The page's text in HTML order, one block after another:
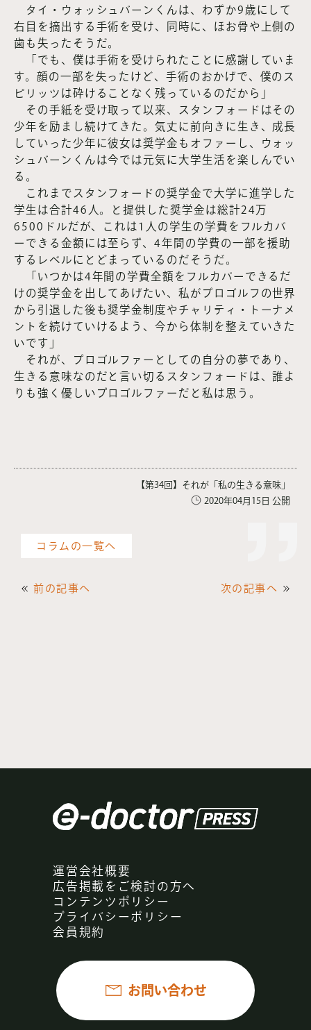
タイ・ウォッシュバーンくんは、わずか9歳にして
右目を摘出する手術を受け、同時に、ほお骨や上側の
歯も失ったそうだ。
「でも、僕は手術を受けられたことに感謝していま
す。顔の一部を失ったけど、手術のおかげで、僕のス
ピリッツは砕けることなく残っているのだから」
その手紙を受け取って以来、スタンフォードはその
少年を励まし続けてきた。気丈に前向きに生き、成長
していった少年に彼女は奨学金もオファーし、ウォッ
シュバーンくんは今では元気に大学生活を楽しんでい
る。
これまでスタンフォードの奨学金で大学に進学した
学生は合計46人。と提供した奨学金は総計24万
6500ドルだが、これは1人の学生の学費をフルカバ
ーできる金額には至らず、4年間の学費の一部を援助
するレベルにとどまっているのだそうだ。
「いつかは4年間の学費全額をフルカバーできるだ
けの奨学金を出してあげたい、私がプロゴルフの世界
から引退した後も奨学金制度やチャリティ・トーナメ
ントを続けていけるよう、今から体制を整えていきた
いです」
それが、プロゴルファーとしての自分の夢であり、
生きる意味なのだと言い切るスタンフォードは、誰よ
りも強く優しいプロゴルファーだと私は思う。
【第34回】それが「私の生きる意味」
2020年04月15日 公開
前の記事へ
コラムの一覧へ
次の記事へ
運営会社概要
広告掲載をご検討の方へ
コンテンツポリシー
プライバシーポリシー
会員規約
お問い合わせ